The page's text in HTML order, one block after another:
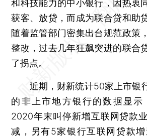
和科技能力的中小银行，因热衷
获客、放贷，而成为联合贷和助
随着监管部门密集出台规范政策
整改，过去几年狂飙突进的联合
了拐点。
近期，财新统计50家上市银
的非上市地方银行的数据显示
2020年末叫停新增互联网贷款
减，另有5家银行互联网贷款